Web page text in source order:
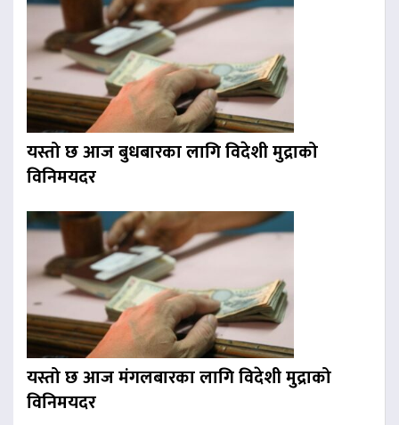
यस्तो छ आज बुधबारका लागि विदेशी मुद्राको
विनिमयदर
यस्तो छ आज मंगलबारका लागि विदेशी मुद्राको
विनिमयदर